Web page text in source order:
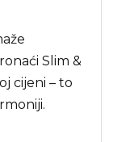
Slim &
cijeni – to